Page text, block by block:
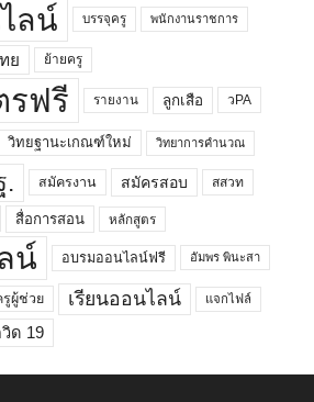
ลน์ บรรจุครู พนักงานราชการ
ย ย้ายครู
รฟรี รายงาน ลูกเสือ วPA
วิทยฐานะเกณฑ์ใหม่ วิทยาการคำนวณ
. สมัครงาน สมัครสอบ สสวท
สื่อการสอน หลักสูตร
น์ อบรมออนไลน์ฟรี อัมพร พินะสา
รูผู้ช่วย เรียนออนไลน์ แจกไฟล์
ด 19